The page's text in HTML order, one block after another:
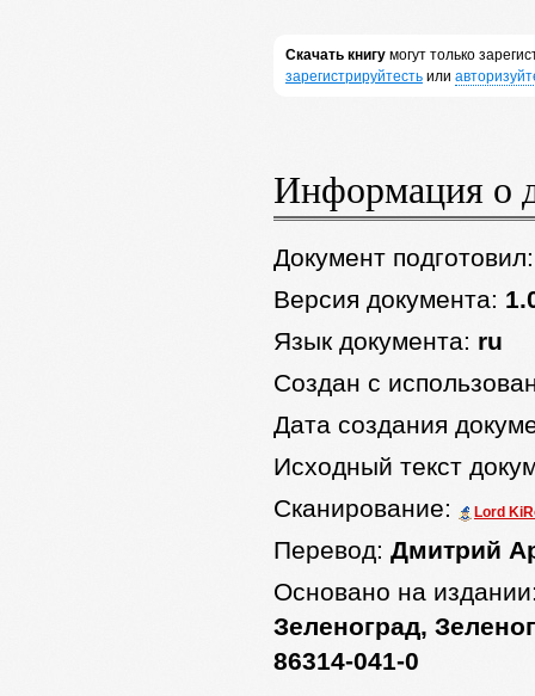
Скачать книгумогут только
зарегистрируйтестьили
Информация о
Документ
Версия документа:
Язык документа: ru
Создан с
Дата создания
Исходный текст
Сканирование:
Lord
Перевод: Дмитрий
Основано на
Зеленоград,
86314-041-0